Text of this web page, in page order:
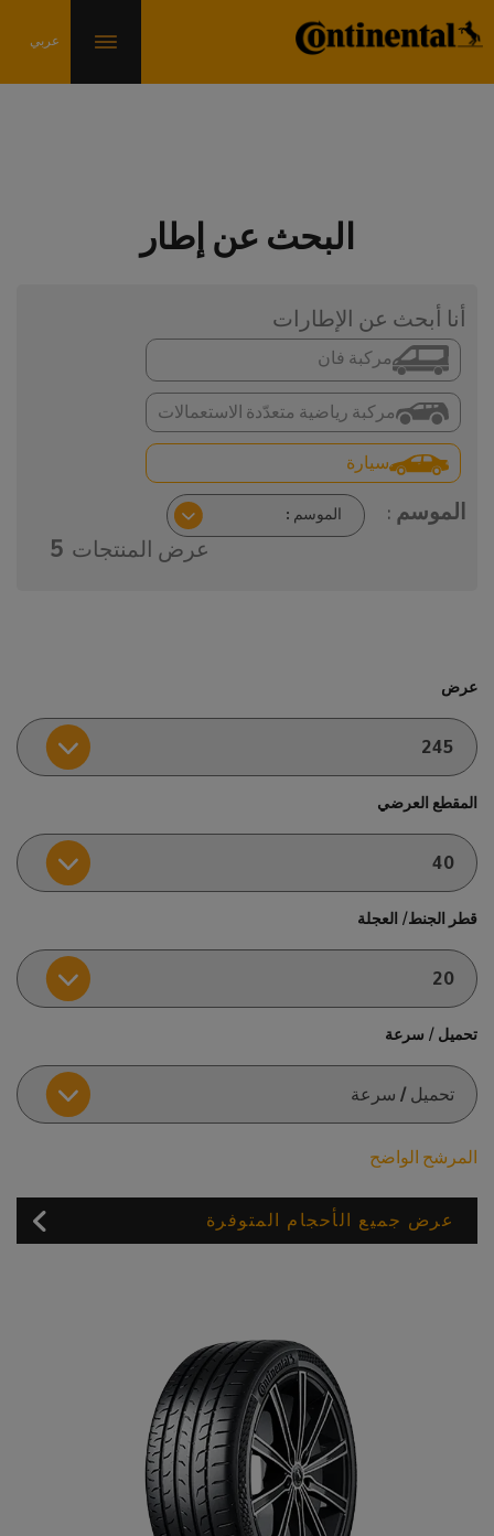
البحث عن إطار
أنا أبحث عن الإطارات
سيارة
مركبة رياضية متعدّدة الاستعمالات
مركبة فان
الموسم :
عرض المنتجات 5
عرض
المقطع العرضي
قطر الجنط/ العجلة
تحميل / سرعة
المرشح الواضح
عرض جميع الأحجام المتوفرة